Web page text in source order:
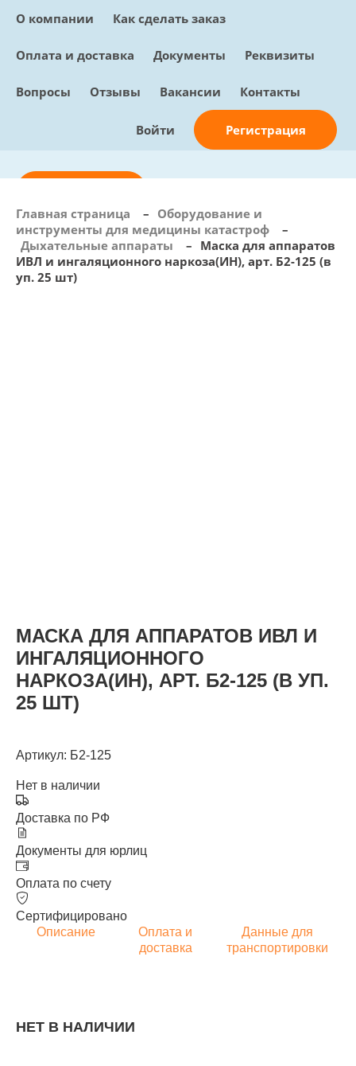
О компании Как сделать заказ
Оплата и доставка Документы Реквизиты
Вопросы Отзывы Вакансии Контакты
Войти Регистрация
info@sunmed.ru
Пн – Пт: с 10:00 - 18:00
Главная страница – Оборудование и
инструменты для медицины катастроф
–
Дыхательные аппараты
– Маска для аппаратов
ИВЛ и ингаляционного наркоза(ИН), арт. Б2-125 (в
уп. 25 шт)
МАСКА ДЛЯ АППАРАТОВ ИВЛ И
ИНГАЛЯЦИОННОГО
НАРКОЗА(ИН), АРТ. Б2-125 (В УП.
25 ШТ)
Артикул: Б2-125
Нет в наличии
Доставка по РФ
Документы для юрлиц
Оплата по счету
Сертифицировано
Описание
Оплата и
доставка
Данные для
транспортировки
НЕТ В НАЛИЧИИ